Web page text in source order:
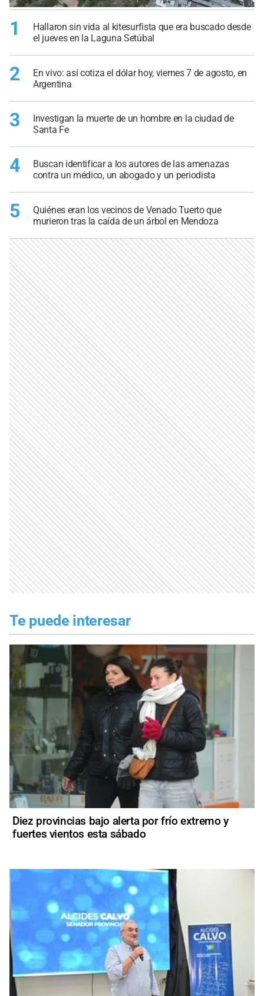
1
Hallaron sin vida al kitesurfista que era buscado desde
el jueves en la Laguna Setúbal
2
En vivo: así cotiza el dólar hoy, viernes 7 de agosto, en
Argentina
3
Investigan la muerte de un hombre en la ciudad de
Santa Fe
4
Buscan identificar a los autores de las amenazas
contra un médico, un abogado y un periodista
5
Quiénes eran los vecinos de Venado Tuerto que
murieron tras la caída de un árbol en Mendoza
Te puede interesar
Diez provincias bajo alerta por frío extremo y
fuertes vientos esta sábado